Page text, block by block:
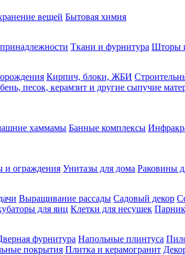
вещей Бытовая химия
Ткани и фурнитура Шторы
Кирпич, блоки, ЖБИ
песок, керамзит и другие сыпучие
хаммамы Банные комплексы
и ограждения Унитазы для дома Раковины
Выращивание рассады Садовый декор
для яиц Клетки для несушек
фурнитура Напольные плинтуса
покрытия Плитка и керамогранит